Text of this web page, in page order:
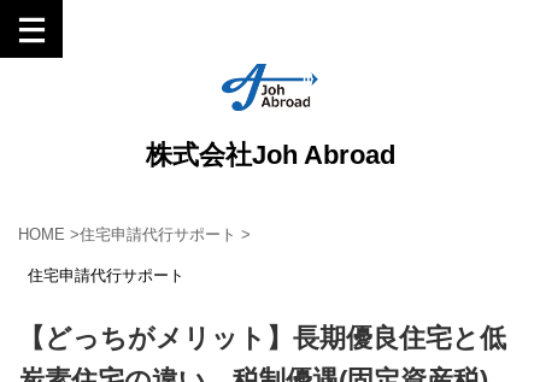
株式会社Joh Abroad
HOME >住宅申請代行サポート >
住宅申請代行サポート
【どっちがメリット】長期優良住宅と低